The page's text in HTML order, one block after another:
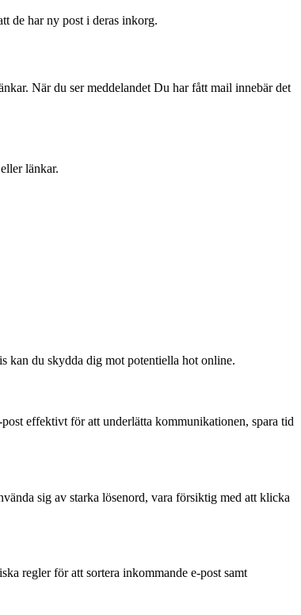
de har ny post i deras inkorg.
När du ser meddelandet Du har fått mail innebär det
länkar.
kan du skydda dig mot potentiella hot online.
effektivt för att underlätta kommunikationen, spara tid
sig av starka lösenord, vara försiktig med att klicka
regler för att sortera inkommande e-post samt